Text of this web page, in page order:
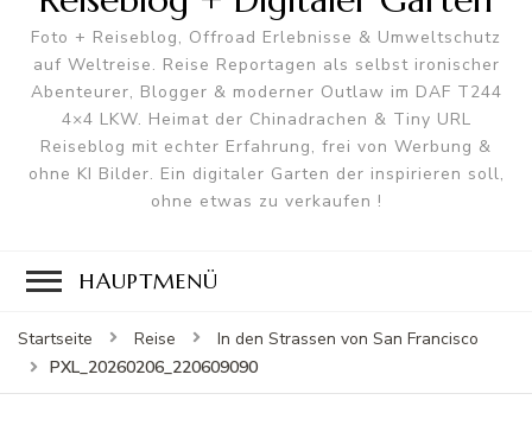
Foto + Reiseblog, Offroad Erlebnisse & Umweltschutz
auf Weltreise. Reise Reportagen als selbst ironischer
Abenteurer, Blogger & moderner Outlaw im DAF T244
4×4 LKW. Heimat der Chinadrachen & Tiny URL
Reiseblog mit echter Erfahrung, frei von Werbung &
ohne KI Bilder. Ein digitaler Garten der inspirieren soll,
ohne etwas zu verkaufen !
HAUPTMENÜ
Startseite Reise
In den Strassen von San Francisco
PXL_20260206_220609090